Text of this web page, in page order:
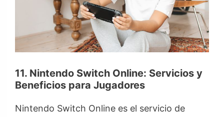
11. Nintendo Switch Online: Servicios y
Beneficios para Jugadores
Nintendo Switch Online es el servicio de